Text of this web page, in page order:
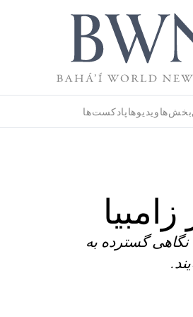
بخش‌هاویدیوهاپادکست‌ها
نگاهی گسترده به